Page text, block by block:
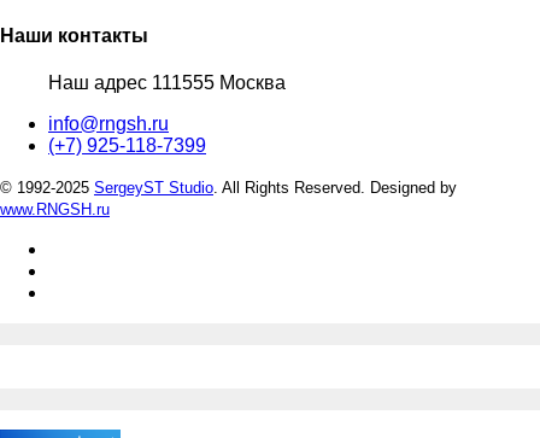
Наши контакты
Наш адрес 111555 Москва
info@rngsh.ru
(+7) 925-118-7399
© 1992-2025 SergeyST Studio. All Rights Reserved. Designed by
www.RNGSH.ru